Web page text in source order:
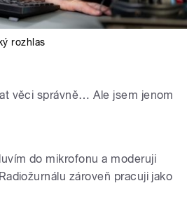
rozhlas
věci správně… Ale jsem jenom
do mikrofonu a moderuji
zároveň pracuji jako